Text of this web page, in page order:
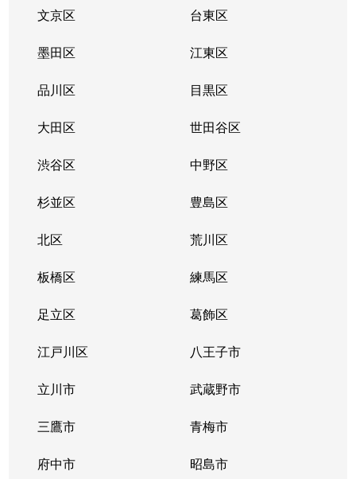
文京区 台東区
墨田区 江東区
品川区 目黒区
大田区 世田谷区
渋谷区 中野区
杉並区 豊島区
北区 荒川区
板橋区 練馬区
足立区 葛飾区
江戸川区 八王子市
立川市 武蔵野市
三鷹市 青梅市
府中市 昭島市